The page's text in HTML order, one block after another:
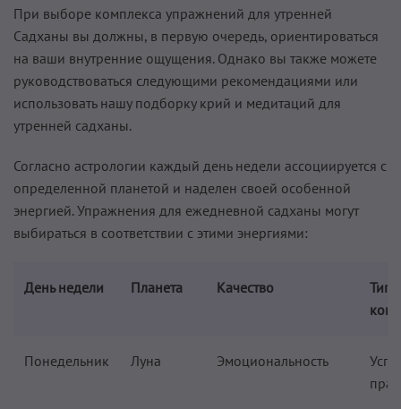
При выборе комплекса упражнений для утренней
Садханы вы должны, в первую очередь, ориентироваться
на ваши внутренние ощущения. Однако вы также можете
руководствоваться следующими рекомендациями или
использовать нашу подборку крий и медитаций для
утренней садханы.
Согласно астрологии каждый день недели ассоциируется с
определенной планетой и наделен своей особенной
энергией. Упражнения для ежедневной садханы могут
выбираться в соответствии с этими энергиями:
День недели Планета Качество
Тип
Понедельник Луна Эмоциональность